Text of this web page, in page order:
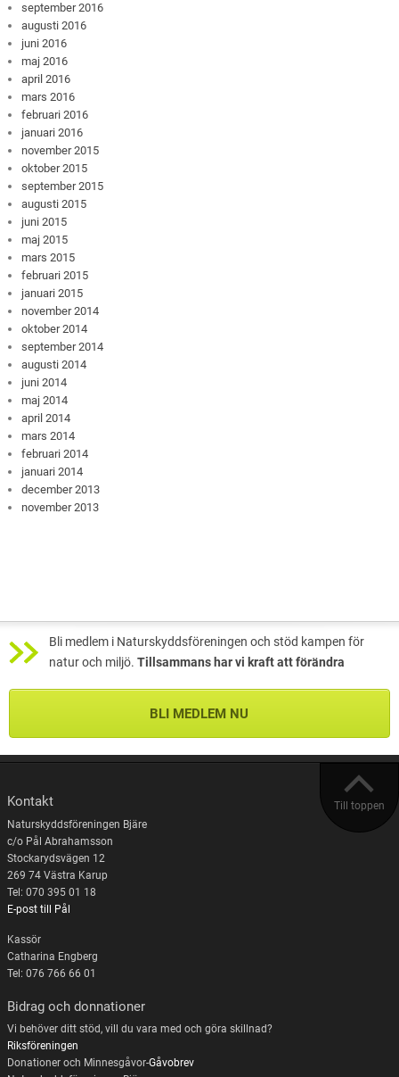
september 2016
augusti 2016
juni 2016
maj 2016
april 2016
mars 2016
februari 2016
januari 2016
november 2015
oktober 2015
september 2015
augusti 2015
juni 2015
maj 2015
mars 2015
februari 2015
januari 2015
november 2014
oktober 2014
september 2014
augusti 2014
juni 2014
maj 2014
april 2014
mars 2014
februari 2014
januari 2014
december 2013
november 2013
Bli medlem i Naturskyddsföreningen och stöd kampen för
natur och miljö. Tillsammans har vi kraft att förändra
BLI MEDLEM NU
Till toppen
Kontakt
Naturskyddsföreningen Bjäre
c/o Pål Abrahamsson
Stockarydsvägen 12
269 74 Västra Karup
Tel: 070 395 01 18
E-post till Pål
Kassör
Catharina Engberg
Tel: 076 766 66 01
Bidrag och donnationer
Vi behöver ditt stöd, vill du vara med och göra skillnad?
Riksföreningen
Donationer och Minnesgåvor-Gåvobrev